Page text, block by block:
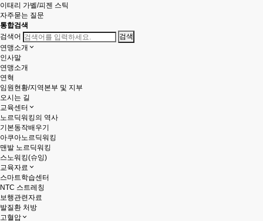
이태리 가벨/피젠 스틱
자주묻는 질문
통합검색
검색어
연맹소개
인사말
연맹소개
연혁
임원현황/지역본부 및 지부
오시는 길
교육센터
노르딕워킹의 역사
기본동작배우기
아쿠아노르딕워킹
맨발 노르딕워킹
스노워킹(슈잉)
교육자료
스마트학습센터
NTC 스트레칭
보행관련자료
발질환 처방
고혈압